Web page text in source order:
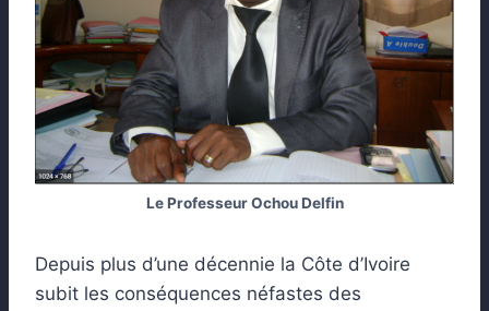
Le Professeur Ochou Delfin
Depuis plus d’une décennie la Côte d’Ivoire
subit les conséquences néfastes des